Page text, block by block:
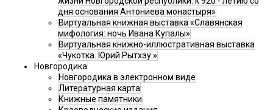
дня основания Антониева монастыря»
Виртуальная книжная выставка «Славянская
мифология: ночь Ивана Купалы»
Виртуальная книжно-иллюстративная выставка
«Чукотка. Юрий Рытхэу.»
Новгородика
Новгородика в электронном виде
Литературная карта
Книжные памятники